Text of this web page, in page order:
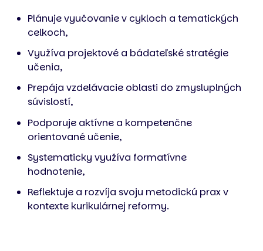
Plánuje vyučovanie v cykloch a tematických
celkoch,
Využíva projektové a bádateľské stratégie
učenia,
Prepája vzdelávacie oblasti do zmysluplných
súvislostí,
Podporuje aktívne a kompetenčne
orientované učenie,
Systematicky využíva formatívne
hodnotenie,
Reflektuje a rozvíja svoju metodickú prax v
kontexte kurikulárnej reformy.